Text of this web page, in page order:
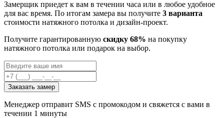
Замерщик приедет к вам в течении часа или в любое удобное
для вас время. По итогам замера вы получите 3 варианта
стоимости натяжного потолка и дизайн-проект.
Получите гарантированную скидку 68% на покупку
натяжного потолка или подарок на выбор.
Заказать замер
Менеджер отправит SMS с промокодом и свяжется с вами в
течении 1 минуты